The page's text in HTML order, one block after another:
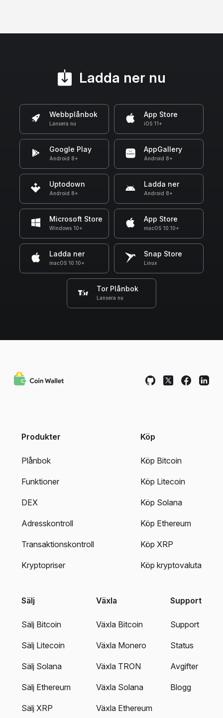
Ladda ner nu
Webbplånbok
Lansera nu
App Store
iOS 11+
Google Play
Android 8+
AppGallery
Android 8+
Uptodown
Android 8+
Ladda ner
Android 8+
Microsoft Store
Windows 10+
App Store
macOS 10.10+
Ladda ner
macOS 10.10+
Snap Store
Linux
Tor Plånbok
Lansera nu
Produkter
Plånbok
Funktioner
DEX
Adresskontroll
Transaktionskontroll
Kryptopriser
Köp
Köp Bitcoin
Köp Litecoin
Köp Solana
Köp Ethereum
Köp XRP
Köp kryptovaluta
Sälj
Sälj Bitcoin
Sälj Litecoin
Sälj Solana
Sälj Ethereum
Sälj XRP
Växla
Växla Bitcoin
Växla Monero
Växla TRON
Växla Solana
Växla Ethereum
Support
Support
Status
Avgifter
Blogg